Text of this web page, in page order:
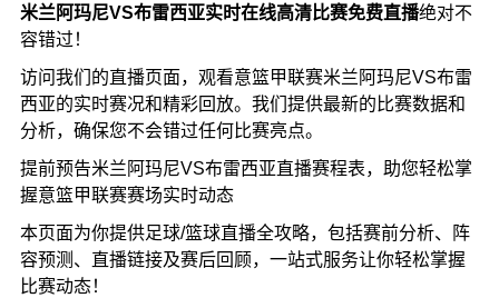
米兰阿玛尼VS布雷西亚实时在线高清比赛免费直播绝对不
容错过！
访问我们的直播页面，观看意篮甲联赛米兰阿玛尼VS布雷
西亚的实时赛况和精彩回放。我们提供最新的比赛数据和
分析，确保您不会错过任何比赛亮点。
提前预告米兰阿玛尼VS布雷西亚直播赛程表，助您轻松掌
握意篮甲联赛赛场实时动态
本页面为你提供足球/篮球直播全攻略，包括赛前分析、阵
容预测、直播链接及赛后回顾，一站式服务让你轻松掌握
比赛动态！